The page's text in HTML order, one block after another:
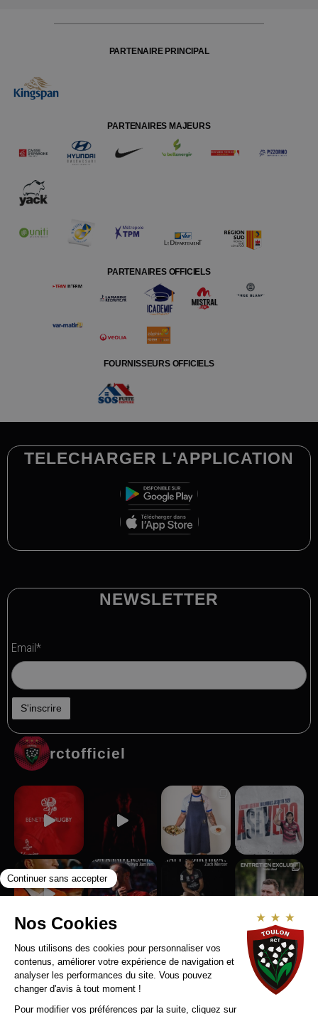
PARTENAIRE PRINCIPAL
PARTENAIRES MAJEURS
PARTENAIRES OFFICIELS
FOURNISSEURS OFFICIELS
TELECHARGER L'APPLICATION
NEWSLETTER
Email*
rctofficiel
Suivez-nous sur Instagram
RCT RECRUTE
MENTIONS LEGALES